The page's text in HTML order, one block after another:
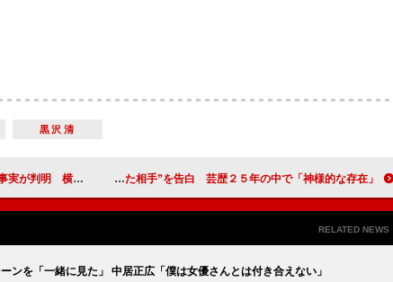
黒沢清
ンは「ひたすら美しい」 神木隆之介、芸能界で“一番ビビった相手”を告白 芸歴２５年の中で「神様的な存在」
RELATED NEWS
ンを「一緒に見た」 中居正広「僕は女優さんとは付き合えない」